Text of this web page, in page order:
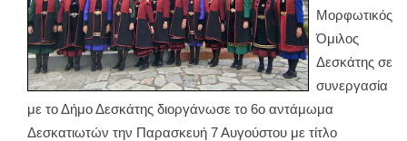
Μορφωτικός
Όμιλος
Δεσκάτης σε
συνεργασία
με το Δήμο Δεσκάτης διοργάνωσε το 6ο αντάμωμα
Δεσκατιωτών την Παρασκευή 7 Αυγούστου με τίτλο